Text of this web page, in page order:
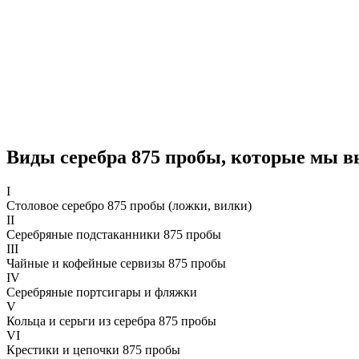
Виды серебра 875 пробы, которые мы
I
Столовое серебро 875 пробы (ложки, вилки)
II
Серебряные подстаканники 875 пробы
III
Чайные и кофейные сервизы 875 пробы
IV
Серебряные портсигары и фляжки
V
Кольца и серьги из серебра 875 пробы
VI
Крестики и цепочки 875 пробы